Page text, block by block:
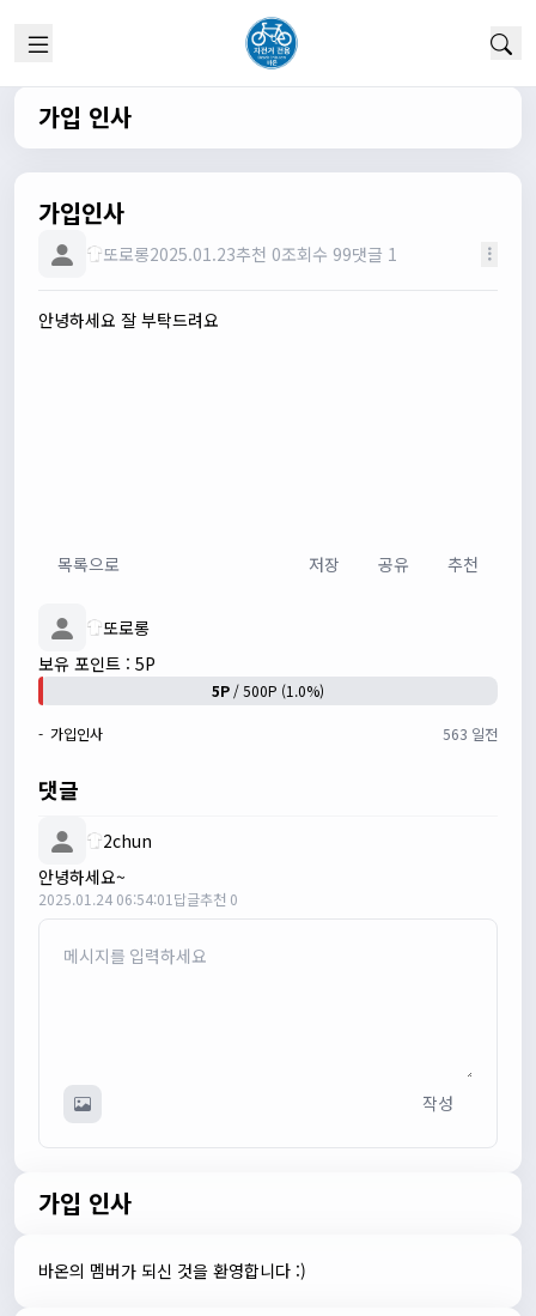
이름/휴대폰 번호는 이벤트에 활용될수 있다는 항목을 추가
다. 가입항목은 바로 수정해두겠습니다
쏭박17:23:31
쏭박17:23:34
1
2
쏭박17:24:22
쏭박
테스트 완료입니다 :)
Leepi02:57:35
1
뇽
다들 좋은하루되세요~
배과장12:48:20
배과장12:48:33
가입 인사
가입인사
또로롱2025.01.23추천 0조회수 99댓글 1
안녕하세요 잘 부탁드려요
목록으로 저장 공유 추천
또로롱
보유 포인트 : 5P
5P / 500P (1.0%)
- 가입인사 563 일전
댓글
2chun
안녕하세요~
2025.01.24 06:54:01 답글추천 0
작성
가입 인사
바온의 멤버가 되신 것을 환영합니다 :)